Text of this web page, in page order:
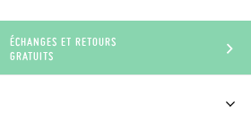
ÉCHANGES ET RETOURS
GRATUITS